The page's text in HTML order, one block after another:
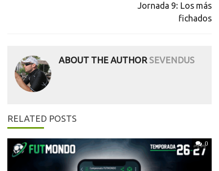
Jornada 9: Los más
fichados
ABOUT THE AUTHOR SEVENDUS
RELATED POSTS
0